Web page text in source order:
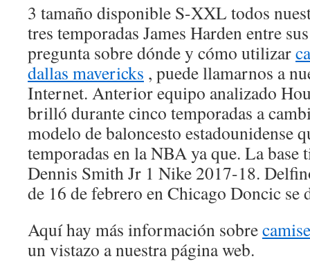
3 tamaño disponible S-XXL todos
tres temporadas James Harden entre
pregunta sobre dónde y cómo utilizar
dallas mavericks , puede llamarnos a
Internet. Anterior equipo analizado
brilló durante cinco temporadas a
modelo de baloncesto estadounidense
temporadas en la NBA ya que. La base
Dennis Smith Jr 1 Nike 2017-18.
de 16 de febrero en Chicago Doncic se
Aquí hay más información sobre
un vistazo a nuestra página web.